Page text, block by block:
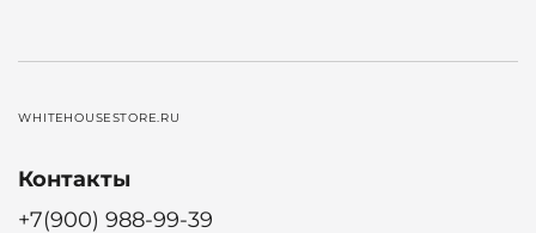
WHITEHOUSESTORE.RU
Контакты
+7(900) 988-99-39